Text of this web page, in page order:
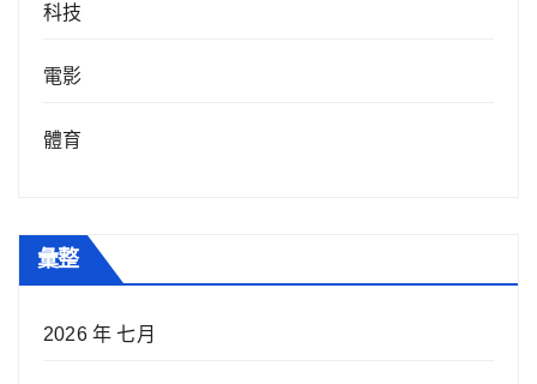
科技
電影
體育
彙整
2026 年 七月